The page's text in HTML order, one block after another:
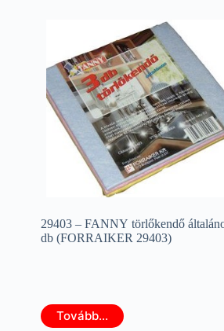
29403 – FANNY törlőkendő
db (FORRAIKER 29403)
Tovább...